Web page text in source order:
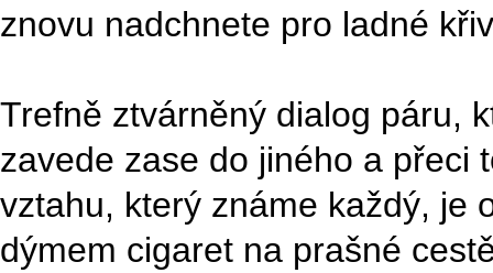
znovu nadchnete pro ladné
Trefně ztvárněný dialog páru,
zavede zase do jiného a přeci
vztahu, který známe každý, je
dýmem cigaret na prašné